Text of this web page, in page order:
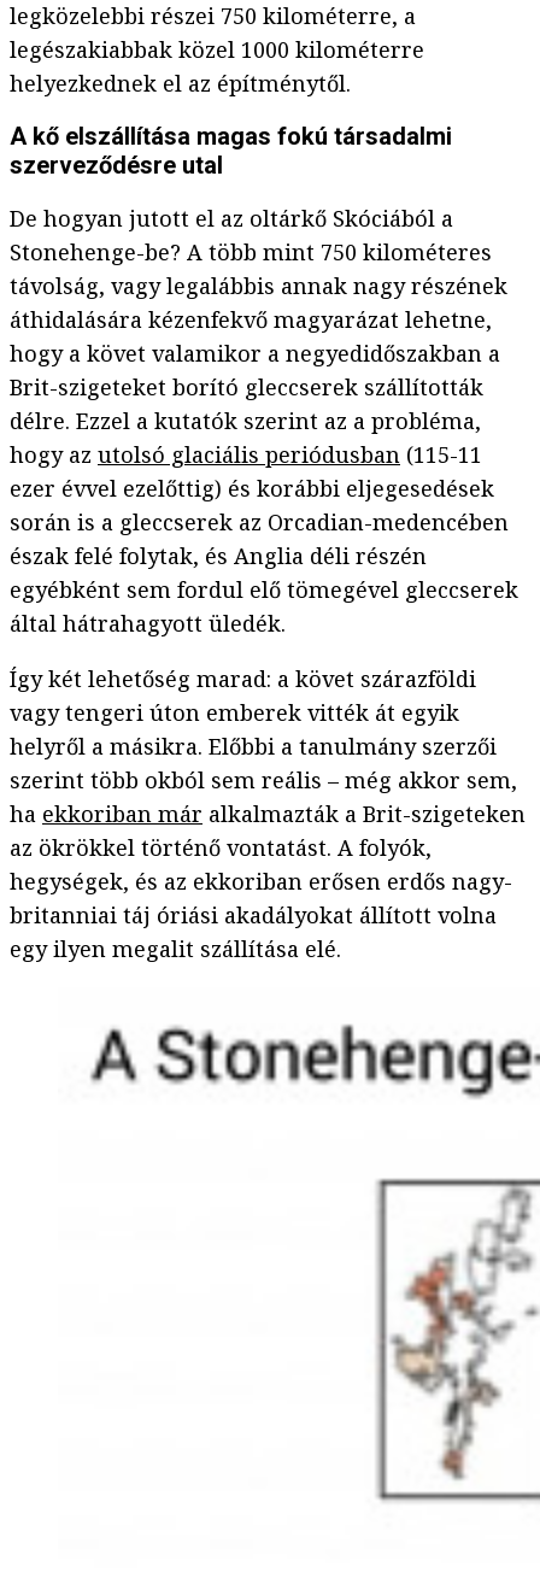
legközelebbi részei 750 kilométerre, a
legészakiabbak közel 1000 kilométerre
helyezkednek el az építménytől.
A kő elszállítása magas fokú társadalmi
szerveződésre utal
De hogyan jutott el az oltárkő Skóciából a
Stonehenge-be? A több mint 750 kilométeres
távolság, vagy legalábbis annak nagy részének
áthidalására kézenfekvő magyarázat lehetne,
hogy a követ valamikor a negyedidőszakban a
Brit-szigeteket borító gleccserek szállították
délre. Ezzel a kutatók szerint az a probléma,
hogy az utolsó glaciális periódusban (115-11
ezer évvel ezelőttig) és korábbi eljegesedések
során is a gleccserek az Orcadian-medencében
észak felé folytak, és Anglia déli részén
egyébként sem fordul elő tömegével gleccserek
által hátrahagyott üledék.
Így két lehetőség marad: a követ szárazföldi
vagy tengeri úton emberek vitték át egyik
helyről a másikra. Előbbi a tanulmány szerzői
szerint több okból sem reális – még akkor sem,
ha ekkoriban már alkalmazták a Brit-szigeteken
az ökrökkel történő vontatást. A folyók,
hegységek, és az ekkoriban erősen erdős nagy-
britanniai táj óriási akadályokat állított volna
egy ilyen megalit szállítása elé.